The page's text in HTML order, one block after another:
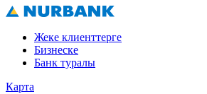
Жеке клиенттерге
Бизнеске
Банк туралы
Карта